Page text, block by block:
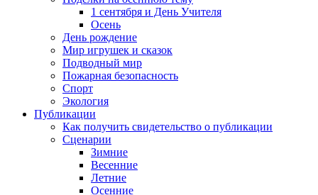
1 сентября и День Учителя
Осень
День рождение
Мир игрушек и сказок
Подводный мир
Пожарная безопасность
Спорт
Экология
Публикации
Как получить свидетельство о публикации
Сценарии
Зимние
Весенние
Летние
Осенние